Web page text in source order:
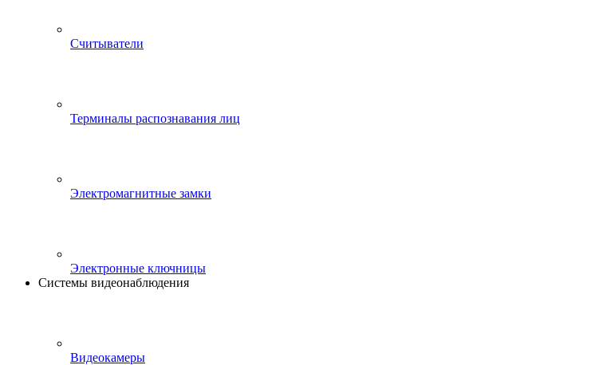
Считыватели
Терминалы распознавания лиц
Электромагнитные замки
Электронные ключницы
Системы видеонаблюдения
Видеокамеры